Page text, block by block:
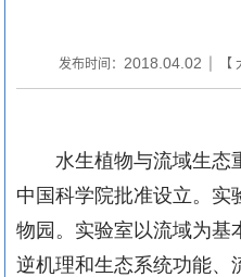
发布时间： 2018.04.02 | 【
水生植物与流域生态
中国科学院批准设立。实
物园。实验室以流域为基
逆机理和生态系统功能、